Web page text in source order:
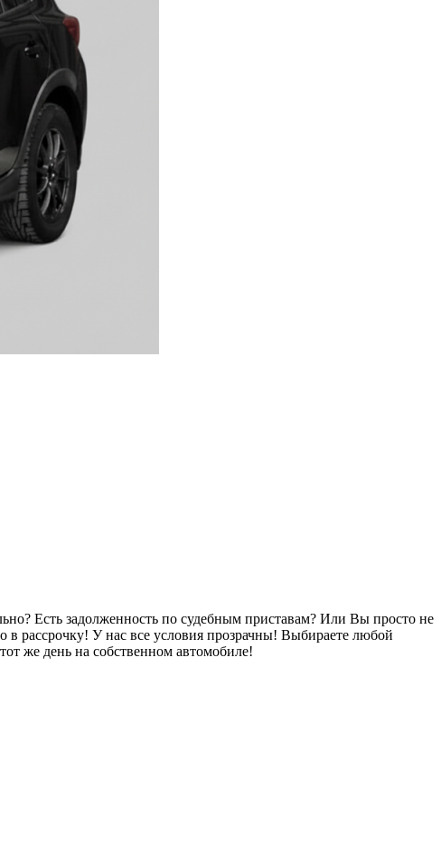
Есть задолженность по судебным приставам? Или Вы просто не
рассрочку! У нас все условия прозрачны! Выбираете любой
же день на собственном автомобиле!